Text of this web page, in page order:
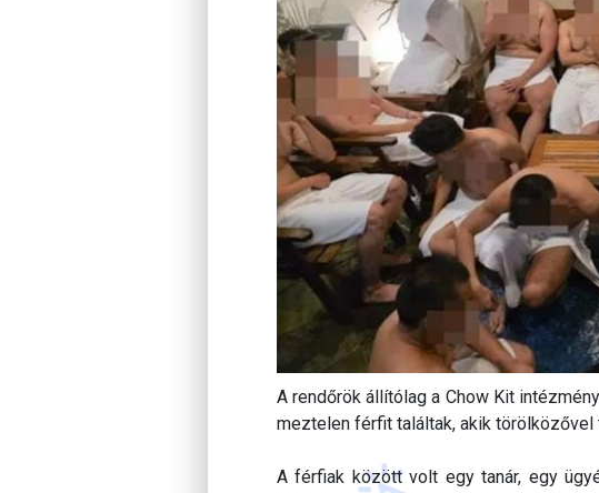
A rendőrök állítólag a Chow Kit
meztelen férfit találtak, akik törölközővel
A férfiak között volt egy tanár, egy